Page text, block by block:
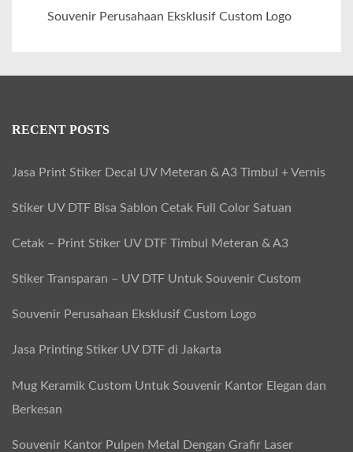
Souvenir Perusahaan Eksklusif Custom Logo
RECENT POSTS
Jasa Print Stiker Decal UV Meteran & A3 Timbul + Vernis
Stiker UV DTF Bisa Sablon Cetak Full Color Satuan
Cetak – Print Stiker UV DTF Timbul Meteran & A3
Stiker Transparan – UV DTF Untuk Souvenir Custom
Souvenir Perusahaan Eksklusif Custom Logo
Jasa Printing Stiker UV DTF di Jakarta
Mug Keramik Custom Untuk Souvenir Kantor Elegan dan
Berkesan
Souvenir Kantor Pulpen Metal Dengan Grafir Laser